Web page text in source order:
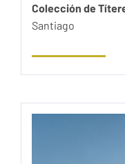
Colección de
Santiago